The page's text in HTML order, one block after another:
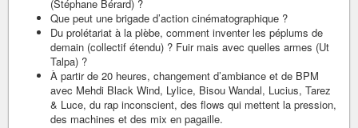
(Stéphane Bérard) ?
Que peut une brigade d’action cinématographique ?
Du prolétariat à la plèbe, comment inventer les péplums de
demain (collectif étendu) ? Fuir mais avec quelles armes (Ut
Talpa) ?
À partir de 20 heures, changement d’ambiance et de BPM
avec Mehdi Black Wind, Lylice, Bisou Wandal, Lucius, Tarez
& Luce, du rap inconscient, des flows qui mettent la pression,
des machines et des mix en pagaille.